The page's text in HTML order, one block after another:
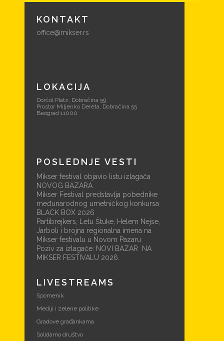
KONTAKT
office@mikser.rs
LOKACIJA
Dorćol Platz, Dobračina 59
Prostor Miljenko Dereta, Dobračina 55
Beograd 11000
POSLEDNJE VESTI
Mikser festival objavio listu izlagača
NOVOG BAZARA
Mikser Festival predstavlja pobednike
međunarodnog umetničkog konkursa
BLACK BOX 2026
Partibrejkers, Letu Štuke, Helem Nejse,
Jarboli i brojna regionalna imena na
Mikser festivalu u Novom Pazaru
Poziv za izlagače: NOVI BAZAR NA
MIKSER FESTIVALU 2026.
LIVESTREAMS
Spomenik
Mediji i zelene politike
Gradove građankama
Solidarno društvo